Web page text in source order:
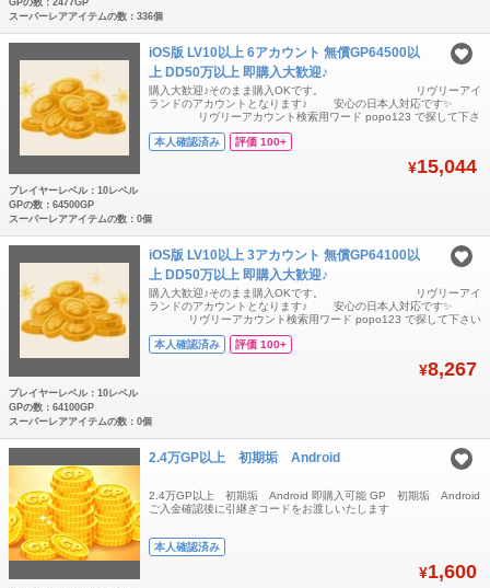
スーパーレアアイテムの数：336個
iOS版 LV10以上 6アカウント 無償GP64500以
上 DD50万以上 即購入大歓迎♪
購入大歓迎♪そのまま購入OKです。 リヴリーアイ
ランドのアカウントとなります♪ 安心の日本人対応です✨
リヴリーアカウント検索用ワード popo123 で探して下さ
済 アカウント6つセットです。 こ
本人確認済み 評価 100+
¥15,044
プレイヤーレベル：10レベル
GPの数：64500GP
スーパーレアアイテムの数：0個
iOS版 LV10以上 3アカウント 無償GP64100以
上 DD50万以上 即購入大歓迎♪
購入大歓迎♪そのまま購入OKです。 リヴリーアイ
ランドのアカウントとなります♪ 安心の日本人対応です✨
リヴリーアカウント検索用ワード popo123 で探して下さい
済 アカウント3つセットです。 こち
本人確認済み 評価 100+
¥8,267
プレイヤーレベル：10レベル
GPの数：64100GP
スーパーレアアイテムの数：0個
2.4万GP以上 初期垢 Android
2.4万GP以上 初期垢 Android 即購入可能 GP 初期垢 Android
ご入金確認後に引継ぎコードをお渡しいたします
本人確認済み
¥1,600